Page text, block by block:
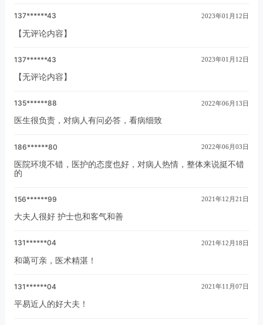
137******43 2023年01月12日
【无评论内容】
137******43 2023年01月12日
【无评论内容】
135******88 2022年06月13日
医生很负责，对病人有问必答，看病细致
186******80 2022年06月03日
医院环境不错，医护的态度也好，对病人热情，整体来说挺不错
的
156******99 2021年12月21日
大夫人很好 护士也和客气和善
131******04 2021年12月18日
和蔼可亲，医术精湛！
131******04 2021年11月07日
平易近人的好大夫！